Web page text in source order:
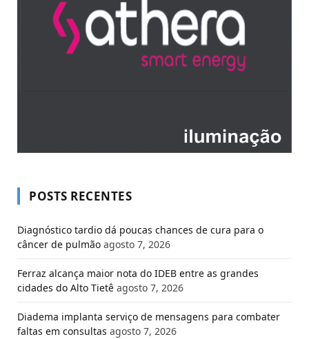
POSTS RECENTES
Diagnóstico tardio dá poucas chances de cura para o
câncer de pulmão agosto 7, 2026
Ferraz alcança maior nota do IDEB entre as grandes
cidades do Alto Tietê agosto 7, 2026
Diadema implanta serviço de mensagens para combater
faltas em consultas agosto 7, 2026